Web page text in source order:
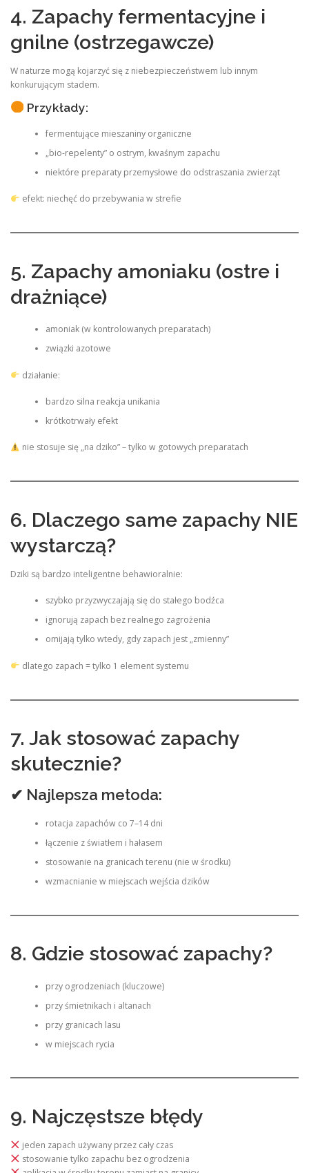
4. Zapachy fermentacyjne i
gnilne (ostrzegawcze)
W naturze mogą kojarzyć się z niebezpieczeństwem lub innym
konkurującym stadem.
Przykłady:
fermentujące mieszaniny organiczne
„bio-repelenty” o ostrym, kwaśnym zapachu
niektóre preparaty przemysłowe do odstraszania zwierząt
efekt: niechęć do przebywania w strefie
5. Zapachy amoniaku (ostre i
drażniące)
amoniak (w kontrolowanych preparatach)
związki azotowe
działanie:
bardzo silna reakcja unikania
krótkotrwały efekt
nie stosuje się „na dziko” – tylko w gotowych preparatach
6. Dlaczego same zapachy NIE
wystarczą?
Dziki są bardzo inteligentne behawioralnie:
szybko przyzwyczajają się do stałego bodźca
ignorują zapach bez realnego zagrożenia
omijają tylko wtedy, gdy zapach jest „zmienny”
dlatego zapach = tylko 1 element systemu
7. Jak stosować zapachy
skutecznie?
✔ Najlepsza metoda:
rotacja zapachów co 7–14 dni
łączenie z światłem i hałasem
stosowanie na granicach terenu (nie w środku)
wzmacnianie w miejscach wejścia dzików
8. Gdzie stosować zapachy?
przy ogrodzeniach (kluczowe)
przy śmietnikach i altanach
przy granicach lasu
w miejscach rycia
9. Najczęstsze błędy
jeden zapach używany przez cały czas
stosowanie tylko zapachu bez ogrodzenia